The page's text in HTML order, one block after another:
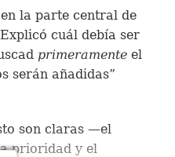
la parte central de
cuál debía ser
primeramente el
serán añadidas”
son claras —el
prioridad y el